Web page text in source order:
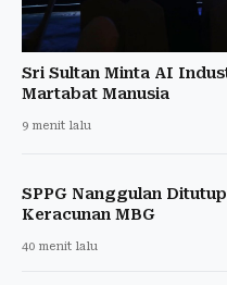
Sri Sultan Minta AI
Martabat Manusia
9 menit lalu
SPPG Nanggulan
Keracunan MBG
40 menit lalu